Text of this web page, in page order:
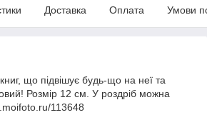
Доставка Оплата Умови
що підвішує будь-що на неї та
Розмір 12 см. У роздріб можна
113648